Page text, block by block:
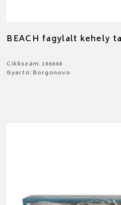
BEACH fagylalt kehely
Cikkszám: 186068
Gyártó: Borgonovo